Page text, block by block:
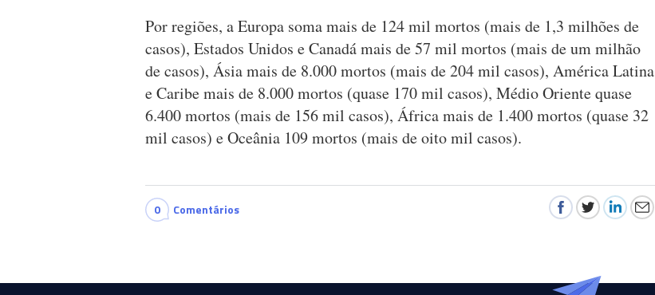
Por regiões, a Europa soma mais de 124 mil mortos (mais de 1,3 milhões de
casos), Estados Unidos e Canadá mais de 57 mil mortos (mais de um milhão
de casos), Ásia mais de 8.000 mortos (mais de 204 mil casos), América Latina
e Caribe mais de 8.000 mortos (quase 170 mil casos), Médio Oriente quase
6.400 mortos (mais de 156 mil casos), África mais de 1.400 mortos (quase 32
mil casos) e Oceânia 109 mortos (mais de oito mil casos).
0 Comentários